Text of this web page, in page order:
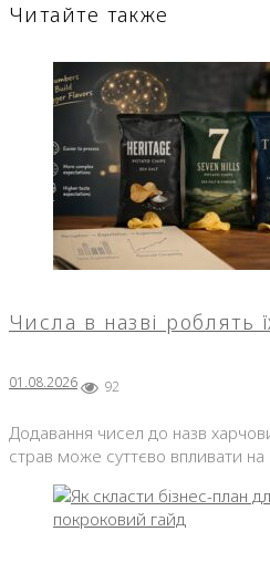
Читайте также
Числа в назві роблять
01.08.2026 92
Додавання чисел до назв
страв може суттєво впливати на